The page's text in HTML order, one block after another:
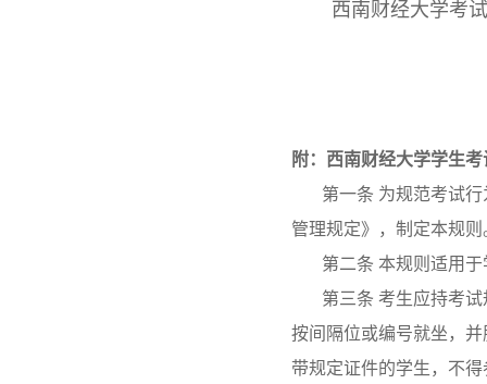
西南财经大学考
附：西南财经大学学生
第一条 为规范考试
管理规定》，制定本规则
第二条 本规则适用
第三条 考生应持考
按间隔位或编号就坐，
带规定证件的学生，不